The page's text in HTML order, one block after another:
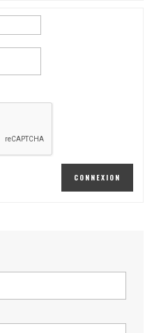
CONNEXION